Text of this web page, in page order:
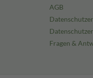
AGB
Fragen &